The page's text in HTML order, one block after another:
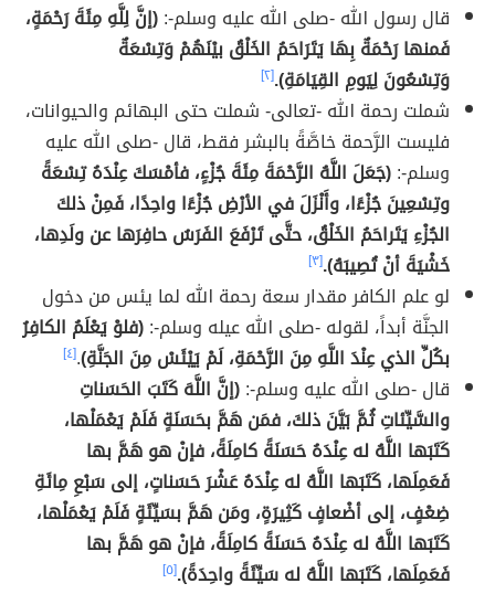
قال رسول الله -صلى الله عليه وسلم-:(إنَّ لِلَّهِ مِئَةَ رَحْمَةٍ،
فَمنها رَحْمَةٌ بِهَا يَتَرَاحَمُ الخَلْقُ بيْنَهُمْ وَتِسْعَةٌ
وَتِسْعُونَ لِيَومِ القِيَامَةِ).[٢]
شملت رحمة الله -تعالى- شملت حتى البهائم والحيوانات،
فليست الرَّحمة خاصَّةً بالبشر فقط، قال -صلى الله عليه
وسلم-:(جَعَلَ اللَّهُ الرَّحْمَةَ مِئَةَ جُزْءٍ، فأمْسَكَ عِنْدَهُ تِسْعَةً
وتِسْعِينَ جُزْءًا، وأَنْزَلَ في الأرْضِ جُزْءًا واحِدًا، فَمِنْ ذلكَ
الجُزْءِ يَتَراحَمُ الخَلْقُ، حتَّى تَرْفَعَ الفَرَسُ حافِرَها عن ولَدِها،
خَشْيَةَ أنْ تُصِيبَهُ).[٣]
لو علم الكافر مقدار سعة رحمة الله لما يئس من دخول
الجنَّة أبداً، لقوله -صلى الله عيله وسلم-:(فلوْ يَعْلَمُ الكافِرُ
بكُلِّ الذي عِنْدَ اللَّهِ مِنَ الرَّحْمَةِ، لَمْ يَيْئَسْ مِنَ الجَنَّةِ).[٤]
قال -صلى الله عليه وسلم-:(إنَّ اللَّهَ كَتَبَ الحَسَناتِ
والسَّيِّئاتِ ثُمَّ بَيَّنَ ذلكَ، فمَن هَمَّ بحَسَنَةٍ فَلَمْ يَعْمَلْها،
كَتَبَها اللَّهُ له عِنْدَهُ حَسَنَةً كامِلَةً، فإنْ هو هَمَّ بها
فَعَمِلَها، كَتَبَها اللَّهُ له عِنْدَهُ عَشْرَ حَسَناتٍ، إلى سَبْعِ مِائَةِ
ضِعْفٍ، إلى أضْعافٍ كَثِيرَةٍ، ومَن هَمَّ بسَيِّئَةٍ فَلَمْ يَعْمَلْها،
كَتَبَها اللَّهُ له عِنْدَهُ حَسَنَةً كامِلَةً، فإنْ هو هَمَّ بها
فَعَمِلَها، كَتَبَها اللَّهُ له سَيِّئَةً واحِدَةً).[٥]